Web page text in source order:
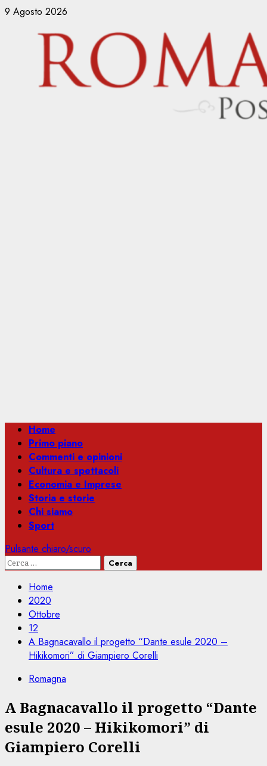
Vai
contenuto
9 Agosto 2026
Menu
principale
Home
Primo piano
Commenti e opinioni
Cultura e spettacoli
Economia e Imprese
Storia e storie
Chi siamo
Sport
Pulsante chiaro/scuro
Ricerca
Home
2020
Ottobre
12
A Bagnacavallo il progetto “Dante esule 2020 –
Hikikomori” di Giampiero Corelli
Romagna
A Bagnacavallo il progetto “Dante
esule 2020 – Hikikomori” di
Giampiero Corelli